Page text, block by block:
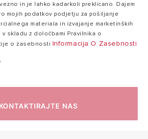
in je lahko kadarkoli preklicano. Dajem
mojih podatkov podjetju za pošiljanje
materiala in izvajanje marketinških
skladu z določbami Pravilnika o
o zasebnosti Informacija O Zasebnosti
KONTAKTIRAJTE NAS